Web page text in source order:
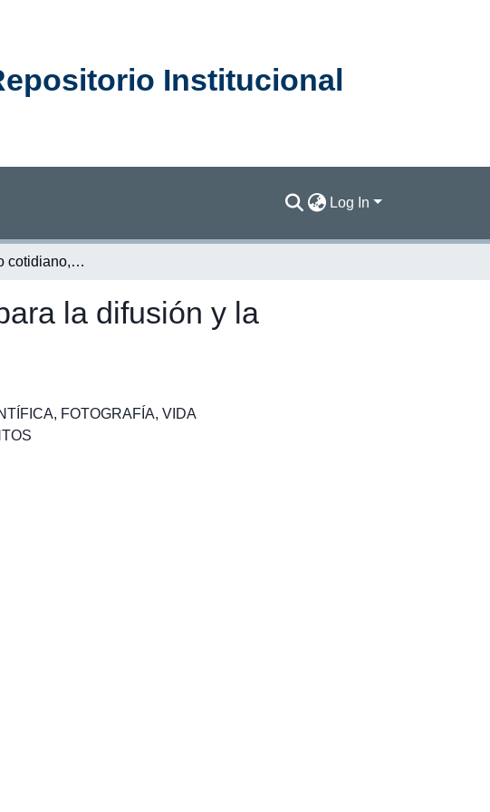
Institucional
Log In
De lo nano a lo cotidiano, el arte como canal para la difusión y la concientización
la difusión y la
, FOTOGRAFÍA, VIDA